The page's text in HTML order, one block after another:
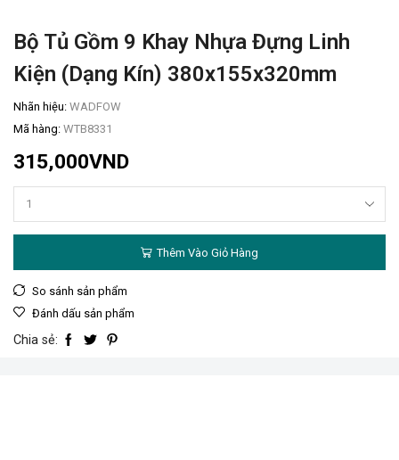
Bộ Tủ Gồm 9 Khay Nhựa Đựng Linh
Kiện (dạng Kín) 380x155x320mm
Nhãn hiệu: WADFOW
Mã hàng: WTB8331
315,000VND
tủ
9
khay
Thêm Vào Giỏ Hàng
So sánh sản phẩm
Đánh dấu sản phẩm
Chia sẻ: